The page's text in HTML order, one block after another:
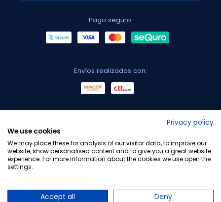
Pago seguro:
Envíos realizados con:
Privacy policy
We use cookies
We may place these for analysis of our visitor data, to improve our
website, show personalised content and to give you a great website
experience. For more information about the cookies we use open the
settings.
Accept all Deny